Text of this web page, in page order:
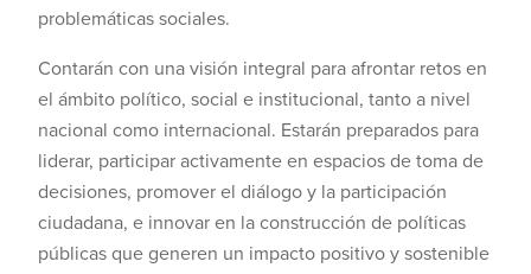
problemáticas sociales.
Contarán con una visión integral para afrontar retos en
el ámbito político, social e institucional, tanto a nivel
nacional como internacional. Estarán preparados para
liderar, participar activamente en espacios de toma de
decisiones, promover el diálogo y la participación
ciudadana, e innovar en la construcción de políticas
públicas que generen un impacto positivo y sostenible